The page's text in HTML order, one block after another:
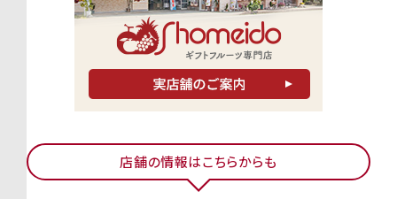
店舗の情報はこちらからも